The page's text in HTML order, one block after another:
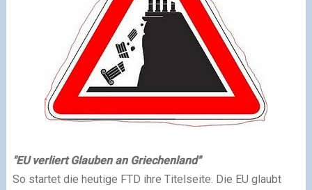
"EU verliert Glauben an Griechenland"
So startet die heutige FTD ihre Titelseite. Die EU glaubt